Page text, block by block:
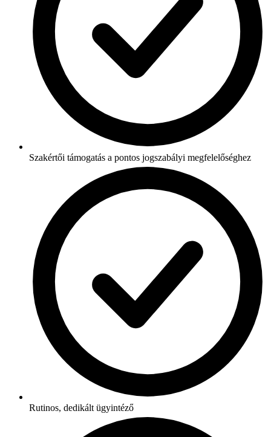
Szakértői támogatás a pontos jogszabályi megfelelőséghez
Rutinos, dedikált ügyintéző